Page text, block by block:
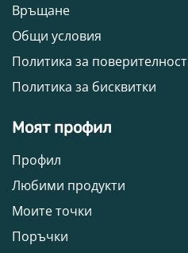
Връщане
Общи условия
Политика за поверителност
Политика за бисквитки
Моят профил
Профил
Любими продукти
Моите точки
Поръчки